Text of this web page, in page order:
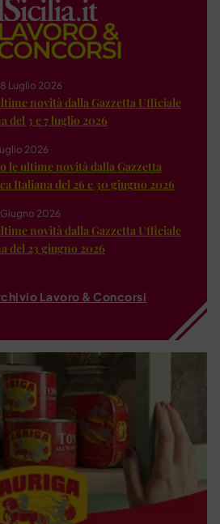
Luglio 2026
novità dalla Gazzetta Ufficiale
del 3 e 7 luglio 2026
2026
le ultime novità dalla Gazzetta
Italiana del 26 e 30 giugno 2026
2026
novità dalla Gazzetta Ufficiale
del 23 giugno 2026
Lavoro & Concorsi